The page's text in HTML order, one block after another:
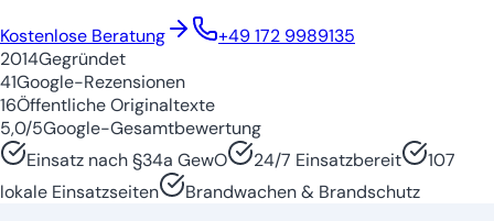
Kostenlose Beratung
+49 172 9989135
2014Gegründet
41Google-Rezensionen
16Öffentliche Originaltexte
5,0/5Google-Gesamtbewertung
Einsatz nach §34a GewO
24/7 Einsatzbereit
107
lokale Einsatzseiten
Brandwachen & Brandschutz